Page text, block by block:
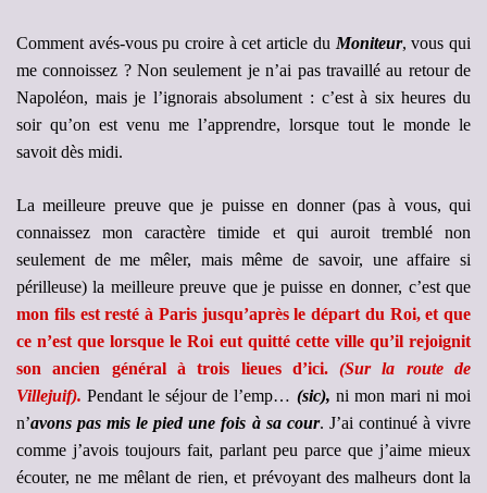
Comment avés-vous pu croire à cet article du Moniteur, vous qui
me connoissez ? Non seulement je n’ai pas travaillé au retour de
Napoléon, mais je l’ignorais absolument : c’est à six heures du
soir qu’on est venu me l’apprendre, lorsque tout le monde le
savoit dès midi.
La meilleure preuve que je puisse en donner (pas à vous, qui
connaissez mon caractère timide et qui auroit tremblé non
seulement de me mêler, mais même de savoir, une affaire si
périlleuse) la meilleure preuve que je puisse en donner, c’est que
mon fils est resté à Paris jusqu’après le départ du Roi, et que
ce n’est que lorsque le Roi eut quitté cette ville qu’il rejoignit
son ancien général à trois lieues d’ici.(Sur la route de
Villejuif). Pendant le séjour de l’emp… (sic), ni mon mari ni moi
n’avons pas mis le pied une fois à sa cour. J’ai continué à vivre
comme j’avois toujours fait, parlant peu parce que j’aime mieux
écouter, ne me mêlant de rien, et prévoyant des malheurs dont la